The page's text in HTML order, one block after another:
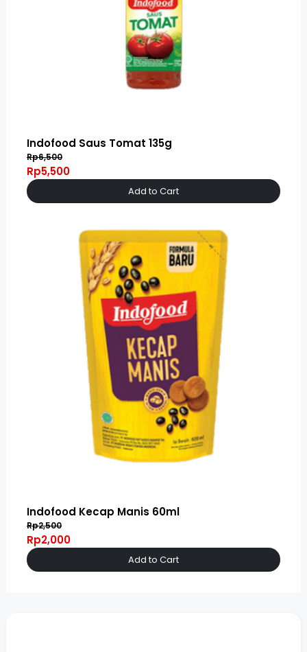
Indofood Saus Tomat 135g
Rp6,500
Rp5,500
Add to Cart
Indofood Kecap Manis 60ml
Rp2,500
Rp2,000
Add to Cart